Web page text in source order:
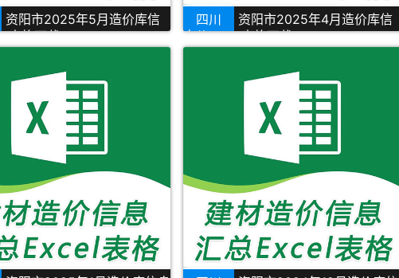
资阳市2025年5月造价库信
表格下载
四川
资阳市2025年4月造价库信
息价Excel表格下载